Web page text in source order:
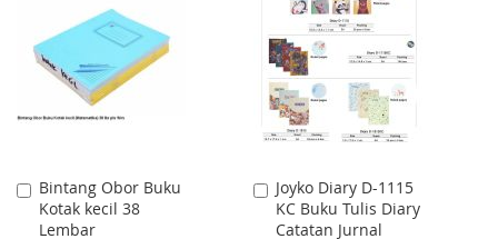
LIST
COMPARE
WISH
LIST
COMPARE
Bintang Obor Buku
Kotak kecil 38
Lembar
Add
to
Cart
Joyko Diary D-1115
KC Buku Tulis Diary
Catatan Jurnal
Add
to
Cart